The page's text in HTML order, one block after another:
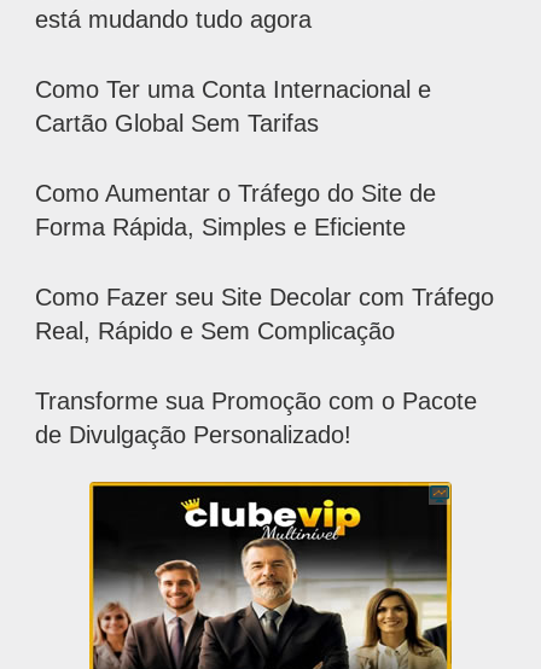
está mudando tudo agora
Como Ter uma Conta Internacional e
Cartão Global Sem Tarifas
Como Aumentar o Tráfego do Site de
Forma Rápida, Simples e Eficiente
Como Fazer seu Site Decolar com Tráfego
Real, Rápido e Sem Complicação
Transforme sua Promoção com o Pacote
de Divulgação Personalizado!